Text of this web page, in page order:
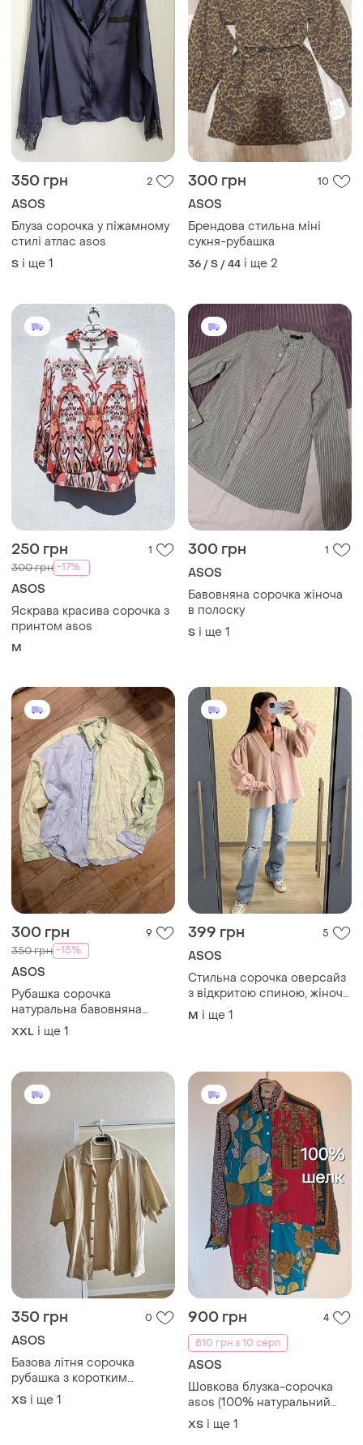
350 грн 2
ASOS
Блуза сорочка у піжамному
стилі атлас asos
S і ще 1
300 грн 10
ASOS
Брендова стильна міні
сукня-рубашка
36 / S / 44 і ще 2
250 грн 1
300 грн -17%
ASOS
Яскрава красива сорочка з
принтом asos
M
300 грн 1
ASOS
Бавовняна сорочка жіноча
в полоску
S і ще 1
300 грн 9
350 грн -15%
ASOS
Рубашка сорочка
натуральна бавовняна
котонова оверсайз
лимонна кольорова
XXL і ще 1
399 грн 5
ASOS
Стильна сорочка оверсайз
з відкритою спиною, жіноча
сорочка вільного крою,
нарядна блузка рожева
M і ще 1
350 грн 0
ASOS
Базова літня сорочка
рубашка з коротким
рукавом asos
ХS і ще 1
900 грн
4
810 грн з 10 серп
ASOS
Шовкова блузка-сорочка
asos (100% натуральний
шовк), см
ХS і ще 1